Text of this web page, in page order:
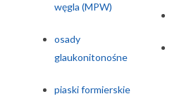
węgla (MPW)
osady
glaukonitonośne
piaski formierskie